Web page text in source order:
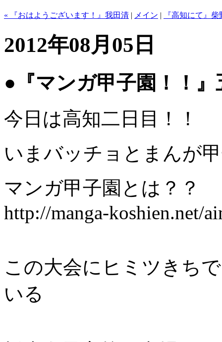
« 『おはようございます！』我田清 | メイン | 『高知にて』柴
2012年08月05日
●『マンガ甲子園！！』
今日は高知二日目！！
いまバッチョとまんが
マンガ甲子園とは？？
http://manga-koshien.net/
この大会にヒミツきち
いる